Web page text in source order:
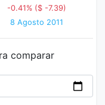
-0.41% ($ -7.39)
8 Agosto 2011
comparar